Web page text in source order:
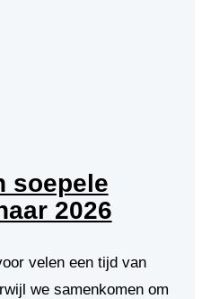
soepele
2026
velen een tijd van
we samenkomen om